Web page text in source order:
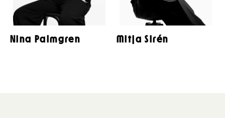
Nina Palmgren Mitja Sirén